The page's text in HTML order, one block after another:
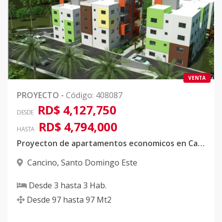
E3-402
Código 408087-26
- 3 3 1 1
E4-101
Código408087 -27
- 3 3 1 1
Código408087 -28
1
E4-301
Código408087-29
- 3
E4-401
Código 408087
- 3
E4-102
VENTA
PROYECTO - Código: 408087
DESDE RD$ 4,127,750
HASTA RD$ 4,794,000
Proyecton de apartamentos economicos en Cancino con FIDECOMISO
Cancino, Santo Domingo Este
Desde 3 hasta 3 Hab.
Desde 97 hasta 97 Mt2